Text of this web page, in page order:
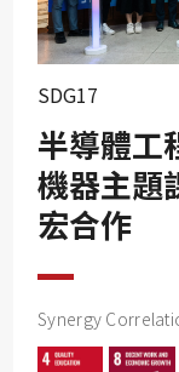
SDG17
半導體
機器主
宏合作
Synergy